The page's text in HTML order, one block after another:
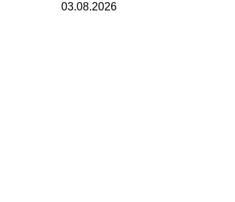
03.08.2026